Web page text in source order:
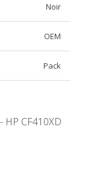
Noir
OEM
Pack
HP CF410XD